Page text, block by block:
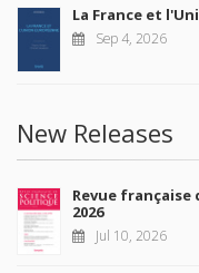
La France et
Sep 4, 2026
New Releases
Revue française
2026
Jul 10, 2026